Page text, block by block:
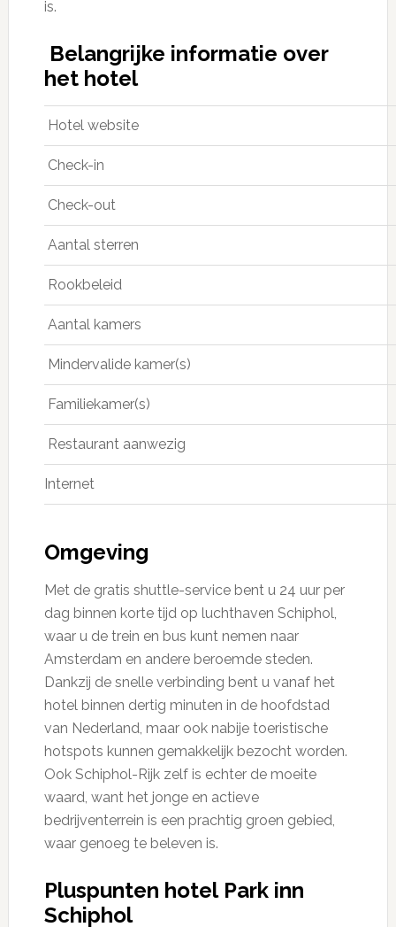
is.
Belangrijke informatie over
het hotel
Hotel website
Check-in
Check-out
Aantal sterren
Rookbeleid
Aantal kamers
Mindervalide kamer(s)
Familiekamer(s)
Restaurant aanwezig
Internet
Omgeving
Met de gratis shuttle-service bent u 24 uur per
dag binnen korte tijd op luchthaven Schiphol,
waar u de trein en bus kunt nemen naar
Amsterdam en andere beroemde steden.
Dankzij de snelle verbinding bent u vanaf het
hotel binnen dertig minuten in de hoofdstad
van Nederland, maar ook nabije toeristische
hotspots kunnen gemakkelijk bezocht worden.
Ook Schiphol-Rijk zelf is echter de moeite
waard, want het jonge en actieve
bedrijventerrein is een prachtig groen gebied,
waar genoeg te beleven is.
Pluspunten hotel Park inn
Schiphol